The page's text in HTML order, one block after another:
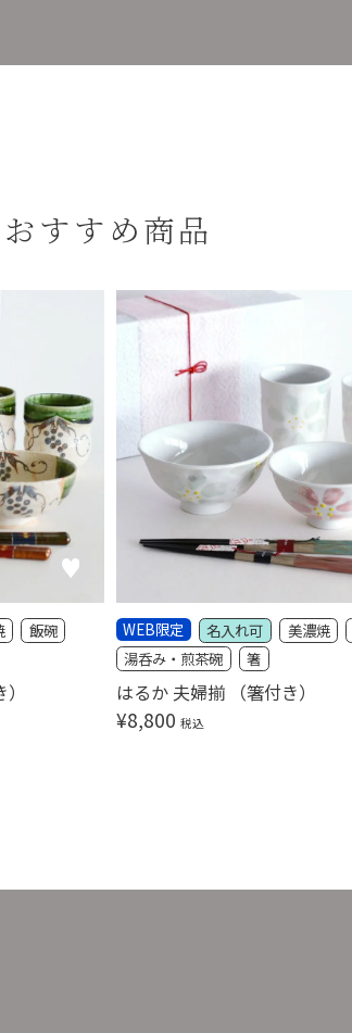
おすすめ商品
飯碗
はるか 夫婦揃 （箸付き）
WEB限定 名入れ可 美濃焼
湯呑み・煎茶碗
箸
¥8,800 税込